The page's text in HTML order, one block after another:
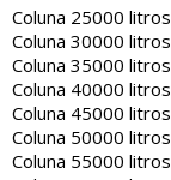
Coluna 25000 litros
Coluna 30000 litros
Coluna 35000 litros
Coluna 40000 litros
Coluna 45000 litros
Coluna 50000 litros
Coluna 55000 litros